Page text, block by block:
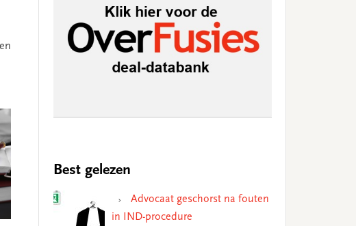
Best gelezen
Advocaat geschorst na fouten
in IND-procedure